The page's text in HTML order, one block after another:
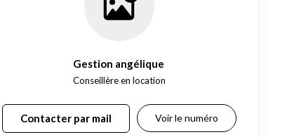
Gestion angélique
Conseillère en location
Contacter par mail Voir le numéro